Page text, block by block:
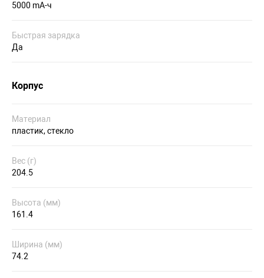
5000 mA-ч
Быстрая зарядка
Да
Корпус
Материал
пластик, стекло
Вес (г)
204.5
Высота (мм)
161.4
Ширина (мм)
74.2